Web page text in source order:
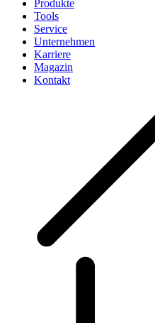
Produkte
Tools
Service
Unternehmen
Karriere
Magazin
Kontakt